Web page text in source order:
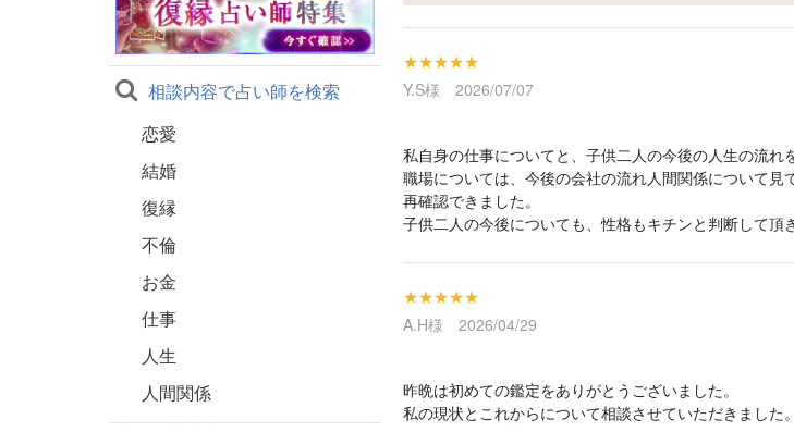
相談内容で占い師を検索
恋愛
結婚
復縁
不倫
お金
仕事
人生
人間関係
★★★★★
Y.S様 2026/07/07
私自身の仕事についてと、子供二人の今後の人生の流れ
職場については、今後の会社の流れ人間関係について
再確認できました。
子供二人の今後についても、性格もキチンと判断して頂
★★★★★
A.H様 2026/04/29
昨晩は初めての鑑定をありがとうございました。
私の現状とこれからについて相談させていただきました。